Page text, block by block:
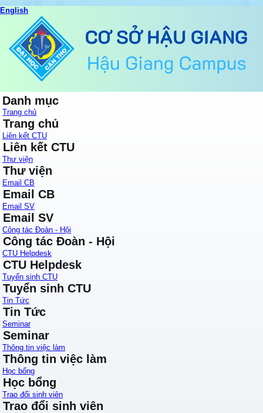
English
Danh mục
Trang chủ
Trang chủ
Liên kết CTU
Liên kết CTU
Thư viện
Thư viện
Email CB
Email CB
Email SV
Email SV
Công tác Đoàn - Hội
Công tác Đoàn - Hội
CTU Helpdesk
CTU Helpdesk
Tuyển sinh CTU
Tuyển sinh CTU
Tin Tức
Tin Tức
Seminar
Seminar
Thông tin việc làm
Thông tin việc làm
Học bổng
Học bổng
Trao đổi sinh viên
Trao đổi sinh viên